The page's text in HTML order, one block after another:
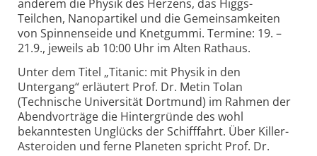
anderem die Physik des Herzens, das Higgs-
Teilchen, Nanopartikel und die Gemeinsamkeiten
von Spinnenseide und Knetgummi. Termine: 19. –
21.9., jeweils ab 10:00 Uhr im Alten Rathaus.
Unter dem Titel „Titanic: mit Physik in den
Untergang“ erläutert Prof. Dr. Metin Tolan
(Technische Universität Dortmund) im Rahmen der
Abendvorträge die Hintergründe des wohl
bekanntesten Unglücks der Schifffahrt. Über Killer-
Asteroiden und ferne Planeten spricht Prof. Dr.